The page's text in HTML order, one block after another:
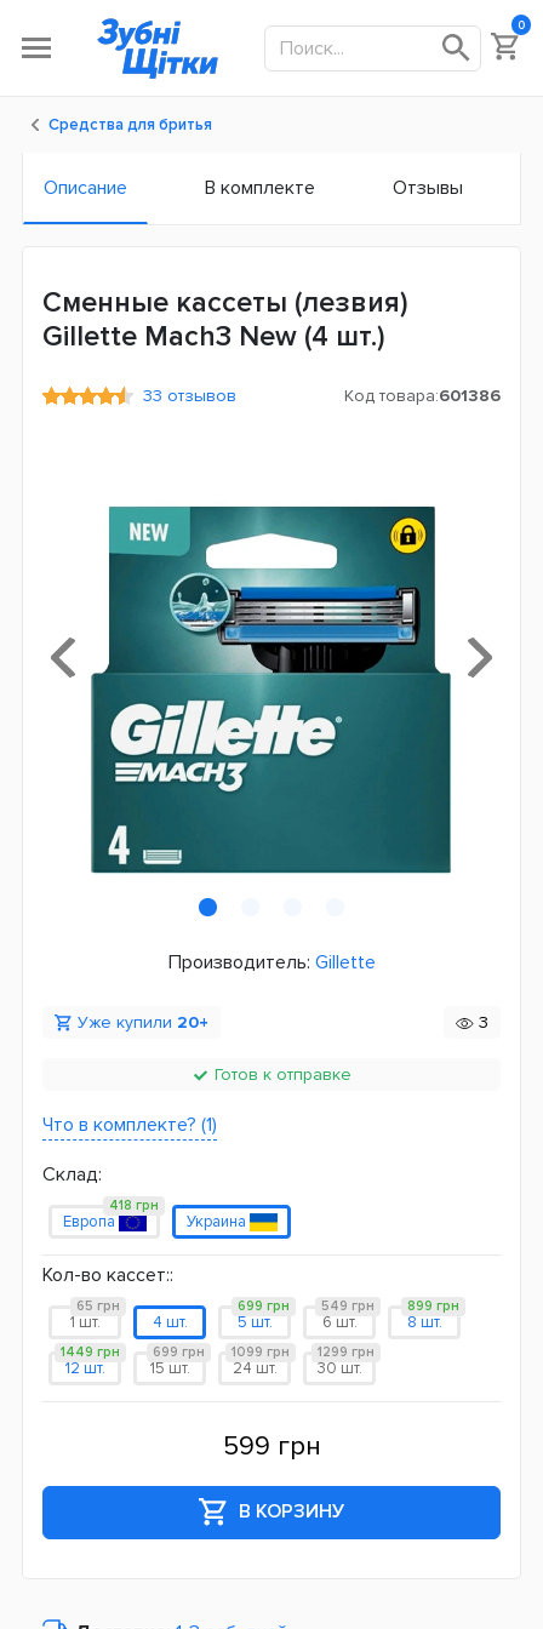
0
Средства для бритья
Описание В комплекте Отзывы
Сменные кассеты (лезвия)
Gillette Mach3 New (4 шт.)
33 отзывов Код товара:601386
Производитель: Gillette
Уже купили 20+ 3
Готов к отправке
Что в комплекте? (1)
Склад:
Европа
418 грн
Украина
Кол-во кассет::
1 шт.
65 грн
4 шт. 5 шт.
699 грн
6 шт.
549 грн
8 шт.
899 грн
12 шт.
1449 грн
15 шт.
699 грн
24 шт.
1099 грн
30 шт.
1299 грн
599 грн
В КОРЗИНУ